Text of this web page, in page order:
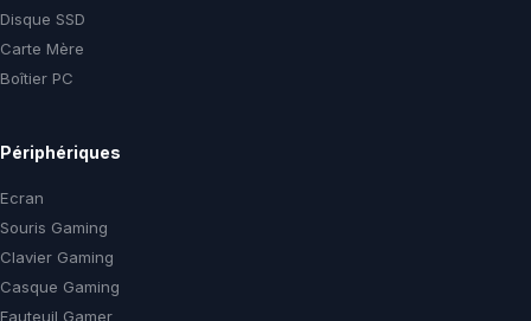
Disque SSD
Carte Mère
Boîtier PC
Périphériques
Ecran
Souris Gaming
Clavier Gaming
Casque Gaming
Fauteuil Gamer